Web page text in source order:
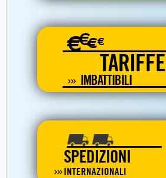
€€€€
TARIFFE
IMBATTIBILI
SPEDIZIONI
INTERNAZIONALI